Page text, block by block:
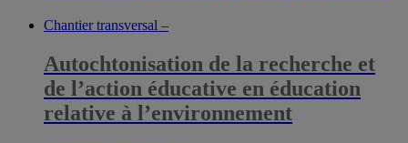
Chantier transversal –
Autochtonisation de la recherche et
de l’action éducative en éducation
relative à l’environnement